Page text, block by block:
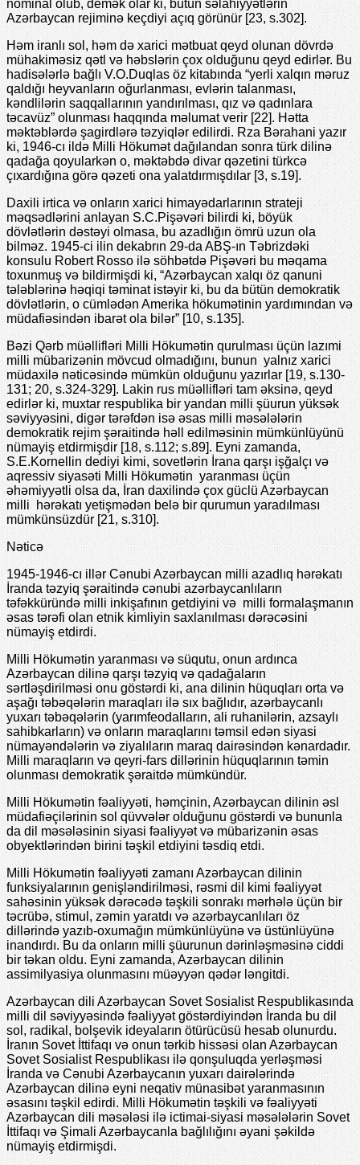
nominal olub, demək olar ki, bütün səlahiyyətlərin
Azərbaycan rejiminə keçdiyi açıq görünür [23, s.302].
Həm iranlı sol, həm də xarici mətbuat qeyd olunan dövrdə
mühakiməsiz qətl və həbslərin çox olduğunu qeyd edirlər. Bu
hadisələrlə bağlı V.O.Duqlas öz kitabında “yerli xalqın məruz
qaldığı heyvanların oğurlanması, evlərin talanması,
kəndlilərin saqqallarının yandırılması, qız və qadınlara
təcavüz” olunması haqqında məlumat verir [22]. Hətta
məktəblərdə şagirdlərə təzyiqlər edilirdi. Rza Bərahani yazır
ki, 1946-cı ildə Milli Hökumət dağılandan sonra türk dilinə
qadağa qoyularkən o, məktəbdə divar qəzetini türkcə
çıxardığına görə qəzeti ona yalatdırmışdılar [3, s.19].
Daxili irtica və onların xarici himayədarlarının strateji
məqsədlərini anlayan S.C.Pişəvəri bilirdi ki, böyük
dövlətlərin dəstəyi olmasa, bu azadlığın ömrü uzun ola
bilməz. 1945-ci ilin dekabrın 29-da ABŞ-ın Təbrizdəki
konsulu Robert Rosso ilə söhbətdə Pişəvəri bu məqama
toxunmuş və bildirmişdi ki, “Azərbaycan xalqı öz qanuni
tələblərinə həqiqi təminat istəyir ki, bu da bütün demokratik
dövlətlərin, o cümlədən Amerika hökumətinin yardımından və
müdafiəsindən ibarət ola bilər” [10, s.135].
Bəzi Qərb müəllifləri Milli Hökumətin qurulması üçün lazımi
milli mübarizənin mövcud olmadığını, bunun yalnız xarici
müdaxilə nəticəsində mümkün olduğunu yazırlar [19, s.130-
131; 20, s.324-329]. Lakin rus müəllifləri tam əksinə, qeyd
edirlər ki, muxtar respublika bir yandan milli şüurun yüksək
səviyyəsini, digər tərəfdən isə əsas milli məsələlərin
demokratik rejim şəraitində həll edilməsinin mümkünlüyünü
nümayiş etdirmişdir [18, s.112; s.89]. Eyni zamanda,
S.E.Kornellin dediyi kimi, sovetlərin İrana qarşı işğalçı və
aqressiv siyasəti Milli Hökumətin yaranması üçün
əhəmiyyətli olsa da, İran daxilində çox güclü Azərbaycan
milli hərəkatı yetişmədən belə bir qurumun yaradılması
mümkünsüzdür [21, s.310].
Nəticə
1945-1946-cı illər Cənubi Azərbaycan milli azadlıq hərəkatı
İranda təzyiq şəraitində cənubi azərbaycanlıların
təfəkküründə milli inkişafının getdiyini və milli formalaşmanın
əsas tərəfi olan etnik kimliyin saxlanılması dərəcəsini
nümayiş etdirdi.
Milli Hökumətin yaranması və süqutu, onun ardınca
Azərbaycan dilinə qarşı təzyiq və qadağaların
sərtləşdirilməsi onu göstərdi ki, ana dilinin hüquqları orta və
aşağı təbəqələrin maraqları ilə sıx bağlıdır, azərbaycanlı
yuxarı təbəqələrin (yarımfeodalların, ali ruhanilərin, azsaylı
sahibkarların) və onların maraqlarını təmsil edən siyasi
nümayəndələrin və ziyalıların maraq dairəsindən kənardadır.
Milli maraqların və qeyri-fars dillərinin hüquqlarının təmin
olunması demokratik şəraitdə mümkündür.
Milli Hökumətin fəaliyyəti, həmçinin, Azərbaycan dilinin əsl
müdafiəçilərinin sol qüvvələr olduğunu göstərdi və bununla
da dil məsələsinin siyasi fəaliyyət və mübarizənin əsas
obyektlərindən birini təşkil etdiyini təsdiq etdi.
Milli Hökumətin fəaliyyəti zamanı Azərbaycan dilinin
funksiyalarının genişləndirilməsi, rəsmi dil kimi fəaliyyət
sahəsinin yüksək dərəcədə təşkili sonrakı mərhələ üçün bir
təcrübə, stimul, zəmin yaratdı və azərbaycanlıları öz
dillərində yazıb-oxumağın mümkünlüyünə və üstünlüyünə
inandırdı. Bu da onların milli şüurunun dərinləşməsinə ciddi
bir təkan oldu. Eyni zamanda, Azərbaycan dilinin
assimilyasiya olunmasını müəyyən qədər ləngitdi.
Azərbaycan dili Azərbaycan Sovet Sosialist Respublikasında
milli dil səviyyəsində fəaliyyət göstərdiyindən İranda bu dil
sol, radikal, bolşevik ideyaların ötürücüsü hesab olunurdu.
İranın Sovet İttifaqı və onun tərkib hissəsi olan Azərbaycan
Sovet Sosialist Respublikası ilə qonşuluqda yerləşməsi
İranda və Cənubi Azərbaycanın yuxarı dairələrində
Azərbaycan dilinə eyni neqativ münasibət yaranmasının
əsasını təşkil edirdi. Milli Hökumətin təşkili və fəaliyyəti
Azərbaycan dili məsələsi ilə ictimai-siyasi məsələlərin Sovet
İttifaqı və Şimali Azərbaycanla bağlılığını əyani şəkildə
nümayiş etdirmişdi.